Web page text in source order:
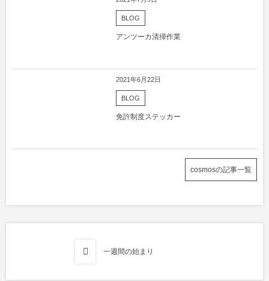
BLOG
アンツーカ清掃作業
2021年6月22日
BLOG
免許制度ステッカー
cosmosの記事一覧
一週間の始まり